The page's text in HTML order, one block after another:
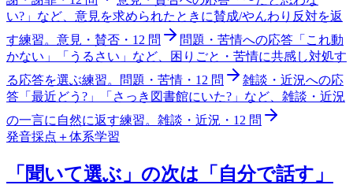
い?」など、意見を求められたときに賛成/やんわり反対を返
す練習。 意見・賛否 ・ 12 問 問題・苦情への応答 「これ動
かない」「うるさい」など、困りごと・苦情に共感し対処す
る応答を選ぶ練習。
問題・苦情 ・ 12 問
雑談・近況への応
答 「最近どう?」「さっき図書館にいた?」など、雑談・近況
の一言に自然に返す練習。 雑談・近況 ・ 12 問
発音採点＋体系学習
「聞いて選ぶ」の次は「自分で話す」